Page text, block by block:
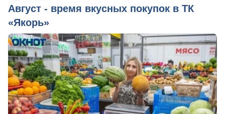
Август - время вкусных покупок в ТК
«Якорь»